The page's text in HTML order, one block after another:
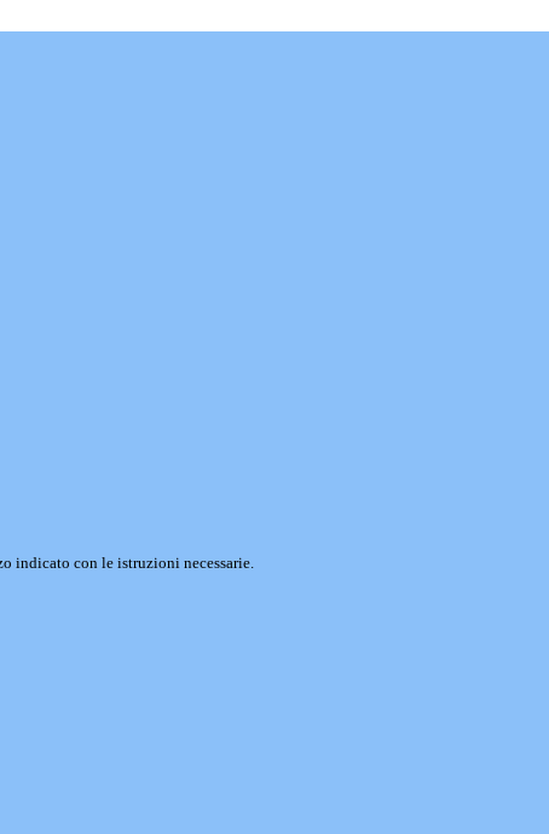
indicato con le istruzioni necessarie.